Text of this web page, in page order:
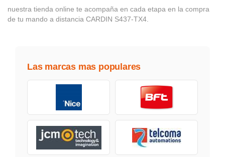
nuestra tienda online te acompaña en cada etapa en la compra
de tu mando a distancia CARDIN S437-TX4.
Las marcas mas populares